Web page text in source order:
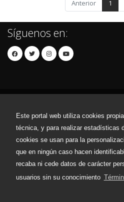
Este portal web utiliza cookies
técnica, y para realizar estadísticas
cookies se usan para la
que en ningún caso hacen
recaba ni cede datos de carácter
usuarios sin su conocimiento
Anterior 1
Síguenos en:
Contacto Aviso
Política de envíos
Política de